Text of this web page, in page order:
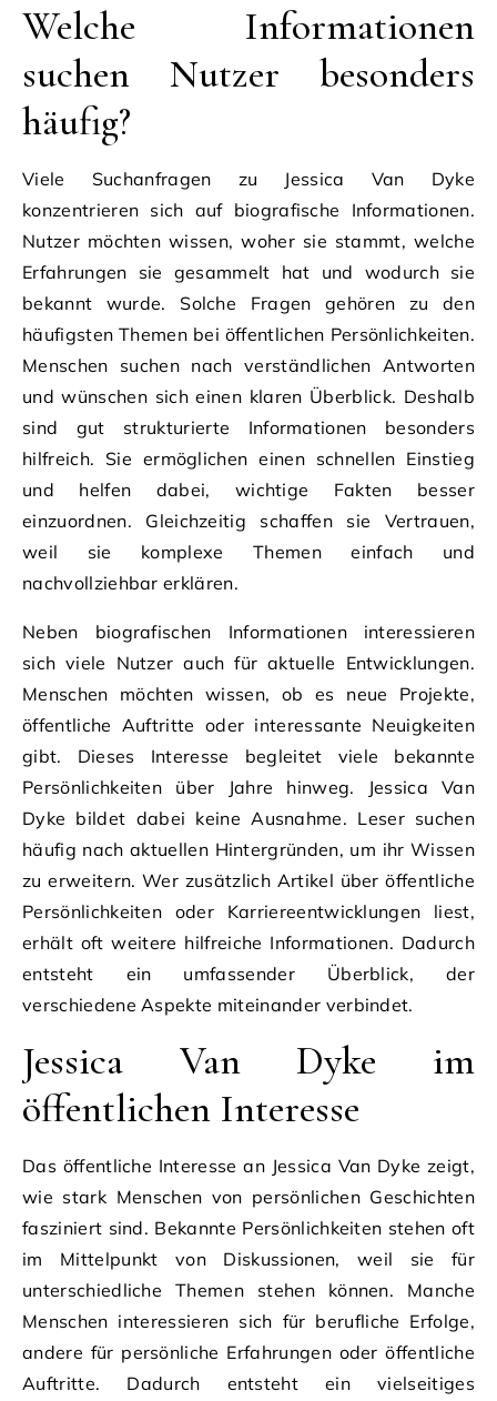
Welche Informationen
suchen Nutzer besonders
häufig?
Viele Suchanfragen zu Jessica Van Dyke
konzentrieren sich auf biografische Informationen.
Nutzer möchten wissen, woher sie stammt, welche
Erfahrungen sie gesammelt hat und wodurch sie
bekannt wurde. Solche Fragen gehören zu den
häufigsten Themen bei öffentlichen Persönlichkeiten.
Menschen suchen nach verständlichen Antworten
und wünschen sich einen klaren Überblick. Deshalb
sind gut strukturierte Informationen besonders
hilfreich. Sie ermöglichen einen schnellen Einstieg
und helfen dabei, wichtige Fakten besser
einzuordnen. Gleichzeitig schaffen sie Vertrauen,
weil sie komplexe Themen einfach und
nachvollziehbar erklären.
Neben biografischen Informationen interessieren
sich viele Nutzer auch für aktuelle Entwicklungen.
Menschen möchten wissen, ob es neue Projekte,
öffentliche Auftritte oder interessante Neuigkeiten
gibt. Dieses Interesse begleitet viele bekannte
Persönlichkeiten über Jahre hinweg. Jessica Van
Dyke bildet dabei keine Ausnahme. Leser suchen
häufig nach aktuellen Hintergründen, um ihr Wissen
zu erweitern. Wer zusätzlich Artikel über öffentliche
Persönlichkeiten oder Karriereentwicklungen liest,
erhält oft weitere hilfreiche Informationen. Dadurch
entsteht ein umfassender Überblick, der
verschiedene Aspekte miteinander verbindet.
Jessica Van Dyke im
öffentlichen Interesse
Das öffentliche Interesse an Jessica Van Dyke zeigt,
wie stark Menschen von persönlichen Geschichten
fasziniert sind. Bekannte Persönlichkeiten stehen oft
im Mittelpunkt von Diskussionen, weil sie für
unterschiedliche Themen stehen können. Manche
Menschen interessieren sich für berufliche Erfolge,
andere für persönliche Erfahrungen oder öffentliche
Auftritte. Dadurch entsteht ein vielseitiges